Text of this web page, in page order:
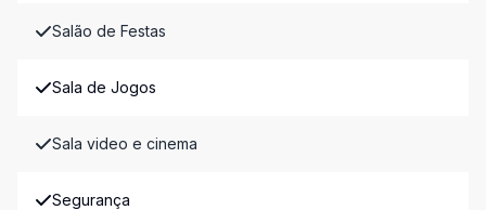
Salão de Festas
Sala de Jogos
Sala video e cinema
Segurança